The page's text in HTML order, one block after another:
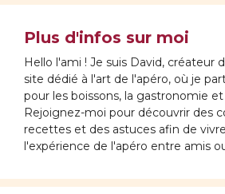
Plus d'infos sur moi
Hello l'ami ! Je suis David, créateur
site dédié à l'art de l'apéro, où je
pour les boissons, la gastronomie
Rejoignez-moi pour découvrir des
recettes et des astuces afin de
l'expérience de l'apéro entre amis